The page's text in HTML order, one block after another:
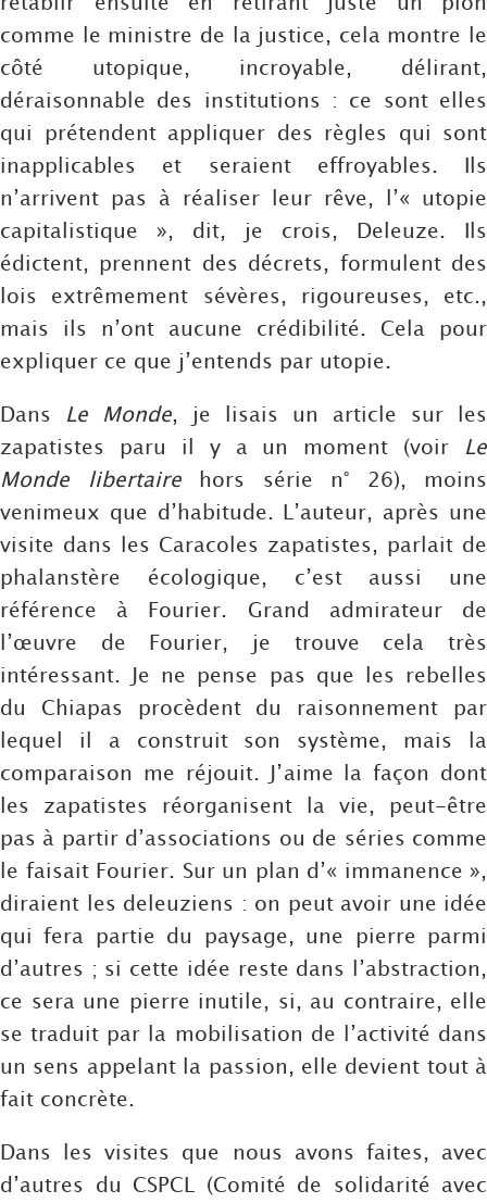
comme le ministre de la justice, cela montre le
côté utopique, incroyable, délirant,
déraisonnable des institutions : ce sont elles
qui prétendent appliquer des règles qui sont
inapplicables et seraient effroyables. Ils
n’arrivent pas à réaliser leur rêve, l’« utopie
capitalistique », dit, je crois, Deleuze. Ils
édictent, prennent des décrets, formulent des
lois extrêmement sévères, rigoureuses, etc.,
mais ils n’ont aucune crédibilité. Cela pour
expliquer ce que j’entends par utopie.
Dans Le Monde, je lisais un article sur les
zapatistes paru il y a un moment (voir Le
Monde libertairehors série n° 26), moins
venimeux que d’habitude. L’auteur, après une
visite dans les Caracoles zapatistes, parlait de
phalanstère écologique, c’est aussi une
référence à Fourier. Grand admirateur de
l’œuvre de Fourier, je trouve cela très
intéressant. Je ne pense pas que les rebelles
du Chiapas procèdent du raisonnement par
lequel il a construit son système, mais la
comparaison me réjouit. J’aime la façon dont
les zapatistes réorganisent la vie, peut-être
pas à partir d’associations ou de séries comme
le faisait Fourier. Sur un plan d’« immanence »,
diraient les deleuziens : on peut avoir une idée
qui fera partie du paysage, une pierre parmi
d’autres ; si cette idée reste dans l’abstraction,
ce sera une pierre inutile, si, au contraire, elle
se traduit par la mobilisation de l’activité dans
un sens appelant la passion, elle devient tout à
fait concrète.
Dans les visites que nous avons faites, avec
d’autres du CSPCL (Comité de solidarité avec